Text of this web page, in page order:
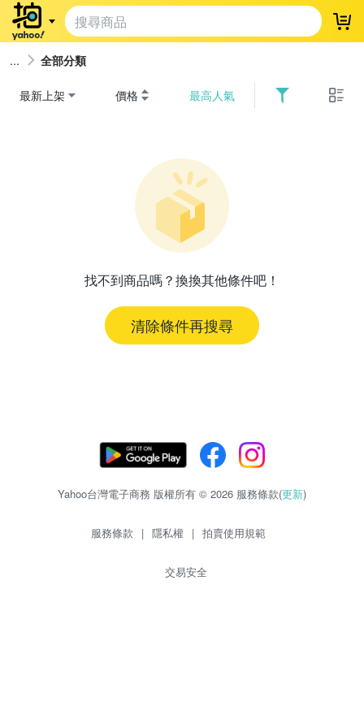
登
全部分類
最新上架 價格 最高人氣
找不到商品嗎？換換其他條件吧！
清除條件再搜尋
Yahoo台灣電子商務 版權所有 © 2026 服務條款(更新)
服務條款 | 隱私權 | 拍賣使用規範
交易安全